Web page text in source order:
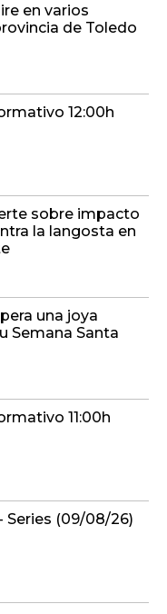
en varios
de Toledo
12:00h
sobre impacto
la langosta en
una joya
Semana Santa
11:00h
Series (09/08/26)